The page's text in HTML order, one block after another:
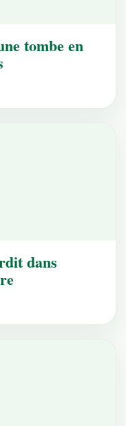
tombe en
dans